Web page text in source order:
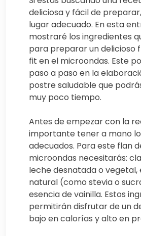
deliciosa y fácil de
lugar adecuado. En esta
mostraré los ingredientes
para preparar un delicioso
fit en el microondas. Este
paso a paso en la
postre saludable que
muy poco tiempo.
Antes de empezar con la
importante tener a mano
adecuados. Para este flan
microondas necesitarás:
leche desnatada o
natural (como stevia o
esencia de vainilla. Estos
permitirán disfrutar de un
bajo en calorías y alto en